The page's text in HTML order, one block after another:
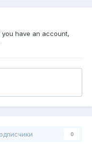
have an account,
0